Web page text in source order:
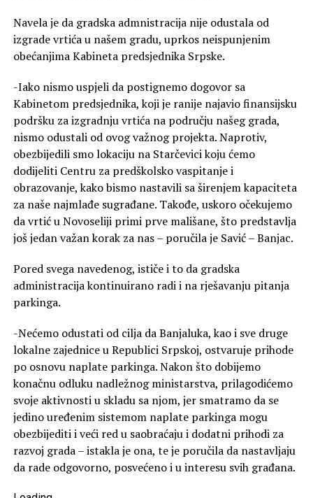
Navela je da gradska admnistracija nije odustala od
izgrade vrtića u našem gradu, uprkos neispunjenim
obećanjima Kabineta predsjednika Srpske.
-Iako nismo uspjeli da postignemo dogovor sa
Kabinetom predsjednika, koji je ranije najavio finansijsku
podršku za izgradnju vrtića na području našeg grada,
nismo odustali od ovog važnog projekta. Naprotiv,
obezbijedili smo lokaciju na Starčevici koju ćemo
dodijeliti Centru za predškolsko vaspitanje i
obrazovanje, kako bismo nastavili sa širenjem kapaciteta
za naše najmlađe sugrađane. Takođe, uskoro očekujemo
da vrtić u Novoseliji primi prve mališane, što predstavlja
još jedan važan korak za nas – poručila je Savić – Banjac.
Pored svega navedenog, ističe i to da gradska
administracija kontinuirano radi i na rješavanju pitanja
parkinga.
-Nećemo odustati od cilja da Banjaluka, kao i sve druge
lokalne zajednice u Republici Srpskoj, ostvaruje prihode
po osnovu naplate parkinga. Nakon što dobijemo
konačnu odluku nadležnog ministarstva, prilagodićemo
svoje aktivnosti u skladu sa njom, jer smatramo da se
jedino uređenim sistemom naplate parkinga mogu
obezbijediti i veći red u saobraćaju i dodatni prihodi za
razvoj grada – istakla je ona, te je poručila da nastavljaju
da rade odgovorno, posvećeno i u interesu svih građana.